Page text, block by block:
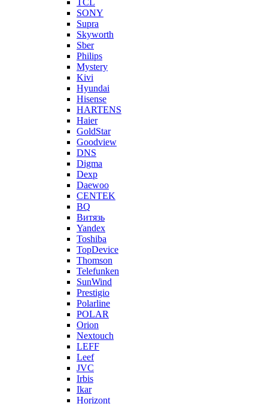
TCL
SONY
Supra
Skyworth
Sber
Philips
Mystery
Kivi
Hyundai
Hisense
HARTENS
Haier
GoldStar
Goodview
DNS
Digma
Dexp
Daewoo
CENTEK
BQ
Витязь
Yandex
Toshiba
TopDevice
Thomson
Telefunken
SunWind
Prestigio
Polarline
POLAR
Orion
Nextouch
LEFF
Leef
JVC
Irbis
Ikar
Horizont